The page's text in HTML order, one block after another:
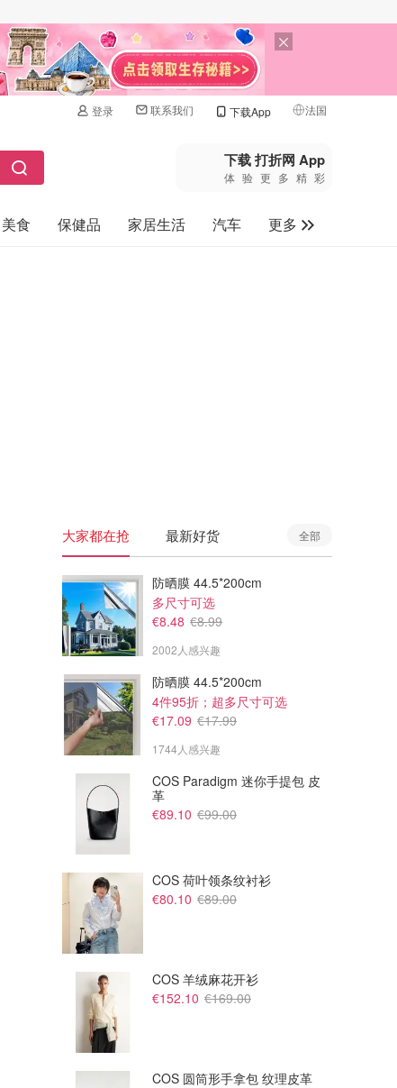
登录 联系我们 下载App 法国
🇺🇸美国
🇨🇳中国
🇨🇦加拿大
下载 打折网 App
体验更多精彩
美食 保健品 家居生活 汽车
更多
大家都在抢 最新好货 全部
防晒膜 44.5*200cm
多尺寸可选
€8.48 €8.99
2002人感兴趣
防晒膜 44.5*200cm
4件95折；超多尺寸可选
€17.09 €17.99
1744人感兴趣
COS Paradigm 迷你手提包 皮
革
€89.10 €99.00
COS 荷叶领条纹衬衫
€80.10 €89.00
COS 羊绒麻花开衫
€152.10 €169.00
COS 圆筒形手拿包 纹理皮革